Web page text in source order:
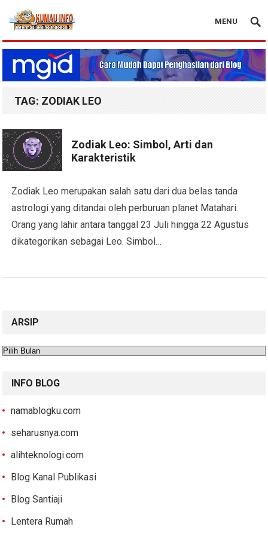
Blog Kumau Info
MENU
TAG: ZODIAK LEO
Zodiak Leo: Simbol, Arti dan
Karakteristik
Zodiak Leo merupakan salah satu dari dua belas tanda
astrologi yang ditandai oleh perburuan planet Matahari.
Orang yang lahir antara tanggal 23 Juli hingga 22 Agustus
dikategorikan sebagai Leo. Simbol…
ARSIP
Arsip
INFO BLOG
namablogku.com
seharusnya.com
alihteknologi.com
Blog Kanal Publikasi
Blog Santiaji
Lentera Rumah